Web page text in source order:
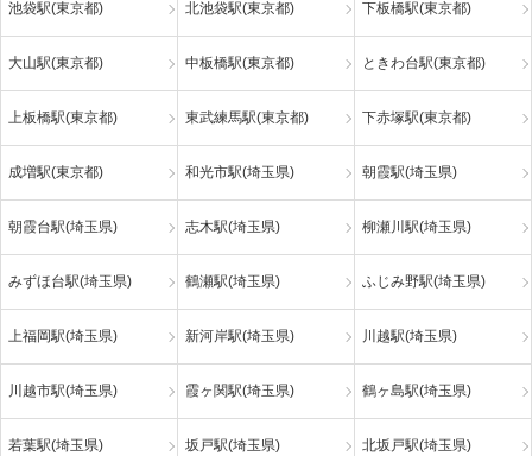
池袋駅(東京都) 北池袋駅(東京都) 下板橋駅(東京都)
大山駅(東京都) 中板橋駅(東京都) ときわ台駅(東京都)
上板橋駅(東京都) 東武練馬駅(東京都) 下赤塚駅(東京都)
成増駅(東京都) 和光市駅(埼玉県) 朝霞駅(埼玉県)
朝霞台駅(埼玉県) 志木駅(埼玉県) 柳瀬川駅(埼玉県)
みずほ台駅(埼玉県) 鶴瀬駅(埼玉県) ふじみ野駅(埼玉県)
上福岡駅(埼玉県) 新河岸駅(埼玉県) 川越駅(埼玉県)
川越市駅(埼玉県) 霞ヶ関駅(埼玉県) 鶴ヶ島駅(埼玉県)
若葉駅(埼玉県) 坂戸駅(埼玉県) 北坂戸駅(埼玉県)